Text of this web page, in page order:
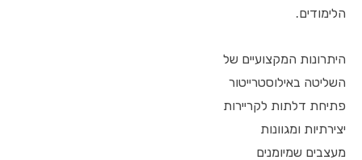
הלימודים.
היתרונות המקצועיים של
השליטה באילוסטרייטור
פתיחת דלתות לקריירות
יצירתיות ומגוונות
מעצבים שמיומנים